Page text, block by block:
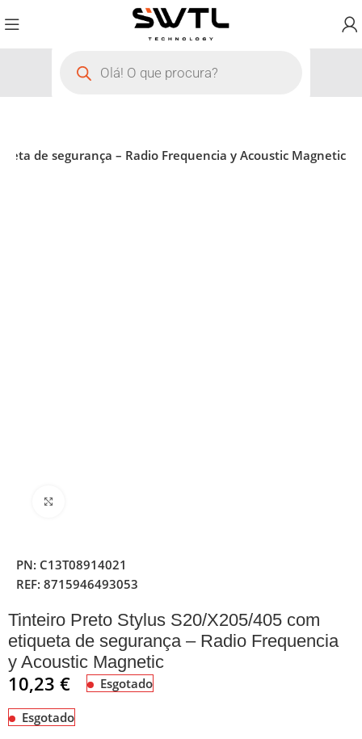
de segurança – Radio Frequencia y Acoustic Magnetic
PN: C13T08914021
REF:8715946493053
Tinteiro Preto Stylus S20/X205/405 com
etiqueta de segurança – Radio Frequencia
y Acoustic Magnetic
10,23€ Esgotado
Esgotado